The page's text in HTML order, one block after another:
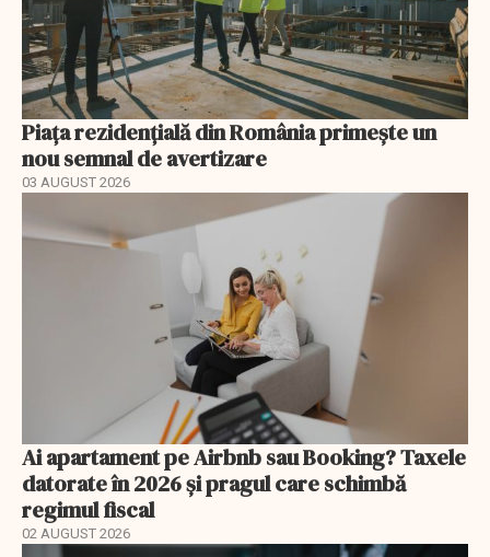
Piața rezidențială din România primește un
nou semnal de avertizare
03 AUGUST 2026
Ai apartament pe Airbnb sau Booking? Taxele
datorate în 2026 și pragul care schimbă
regimul fiscal
02 AUGUST 2026